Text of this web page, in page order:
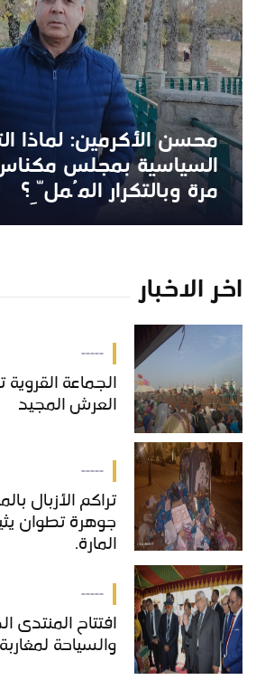
محسن الأكرمين: لماذا
السياسية بمجلس
مرة وبالتكرار المُملِّ؟
اخر الاخبار
-----
الجماعة
العرش المجيد
-----
تراكم الأزبال
جوهرة تطوان
المارة.
-----
افتتاح المنتدى
والسياحة